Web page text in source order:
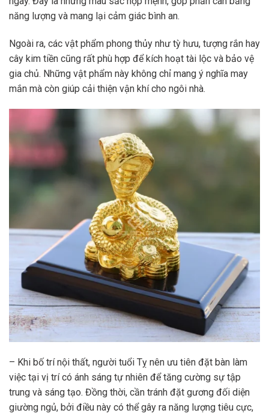
năng lượng và mang lại cảm giác bình an.
Ngoài ra, các vật phẩm phong thủy như tỳ hưu, tượng rắn hay
cây kim tiền cũng rất phù hợp để kích hoạt tài lộc và bảo vệ
gia chủ. Những vật phẩm này không chỉ mang ý nghĩa may
mắn mà còn giúp cải thiện vận khí cho ngôi nhà.
– Khi bố trí nội thất, người tuổi Tỵ nên ưu tiên đặt bàn làm
việc tại vị trí có ánh sáng tự nhiên để tăng cường sự tập
trung và sáng tạo. Đồng thời, cần tránh đặt gương đối diện
giường ngủ, bởi điều này có thể gây ra năng lượng tiêu cực,